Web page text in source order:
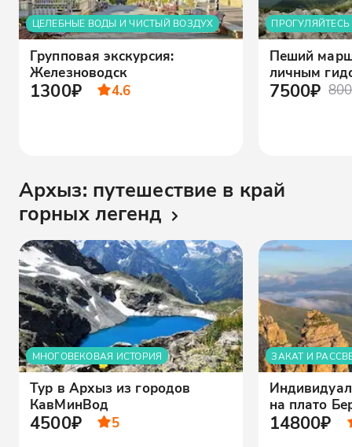
ЦЕЛЕБНЫЕ ВОДЫ И ЧИСТЫЙ ВОЗДУХ
Групповая экскурсия:
Железноводск
1300₽ 4.6
Пеший
личным
7500₽
Архыз: путешествие в край
горных легенд
МНОГОВЕКОВАЯ ИСТОРИЯ
Тур в Архыз из городов
КавМинВод
4500₽ 5
ЗАКАТ И
на плато
14800₽